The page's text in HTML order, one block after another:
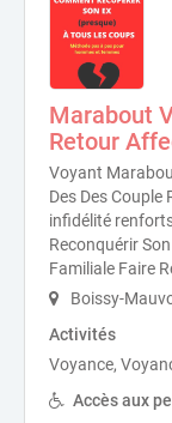
Marabout
Retour
Voyant
Des Des Couple
infidélité
Reconquérir
Familiale Faire
Boissy-
Activités
Voyance,
Accès aux